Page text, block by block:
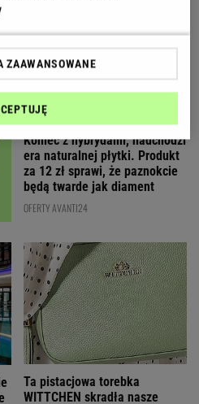
Koniec z hybrydami, nadchodzi
era naturalnej płytki. Produkt
za 12 zł sprawi, że paznokcie
będą twarde jak diament
OFERTY AVANTI24
Ta pistacjowa torebka
WITTCHEN skradła nasze
ZAAWANSOWANE